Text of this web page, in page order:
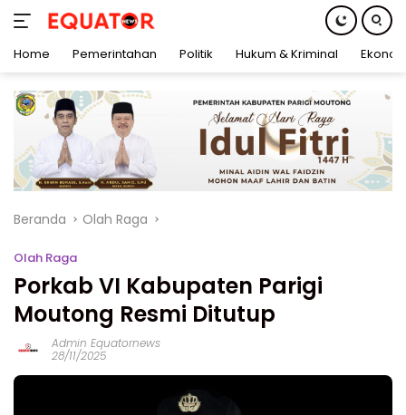
konten
Home Pemerintahan Politik Hukum & Kriminal
Beranda Olah Raga
Olah Raga
Porkab VI Kabupaten Parigi
Moutong Resmi Ditutup
Admin Equatornews
28/11/2025